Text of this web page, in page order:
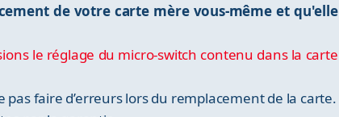
de votre carte mère vous-même et qu'elle
le réglage du micro-switch contenu dans la carte
faire d’erreurs lors du remplacement de la carte.